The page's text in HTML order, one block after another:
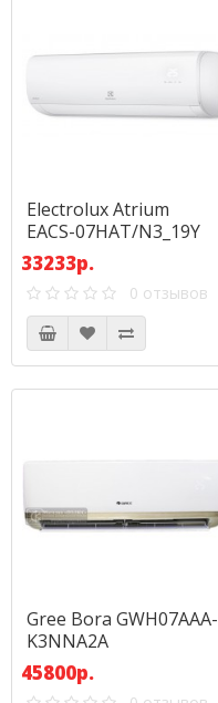
Electrolux Atrium
EACS-07HAT/N3_19Y
33233р.
0 отзывов
Gree Bora GWH07AAA-
K3NNA2A
45800р.